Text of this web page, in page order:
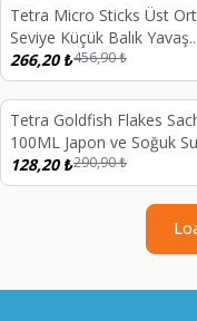
%42
Tetra Micro Sticks Üst
Seviye Küçük Balık Yavaş
Batan Yem - 100ML
266,20₺456,90₺
%56
out
Tetra Goldfish Flakes
100ML Japon ve Soğuk Su
Balıkları İçin Pul Yem
128,20₺290,90₺